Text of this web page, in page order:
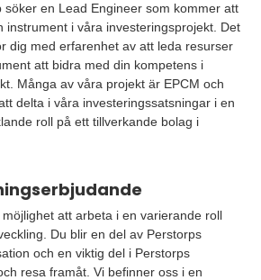
söker en Lead Engineer som kommer att
instrument i våra investeringsprojekt. Det
dig med erfarenhet av att leda resurser
att bidra med din kompetens i
Många av våra projekt är EPCM och
delta i våra investeringssatsningar i en
roll på ett tillverkande bolag i
att arbeta i en varierande roll
Du blir en del av Perstorps
och en viktig del i Perstorps
resa framåt. Vi befinner oss i en